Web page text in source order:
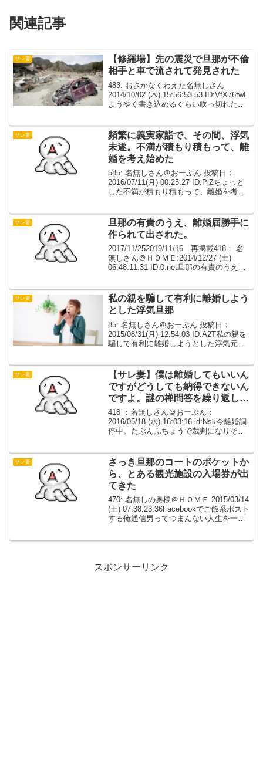
関連記事
サレ妻
【修羅場】先の震災で旦那が不倫
相手と車で流されて発見された
483: おさかなくわえた名無しさん
2014/10/02 (木) 15:56:53.53 ID:VfX76twI
ようやく書き込めるぐらい吹っ切れたの
された時が修羅場そ...
サレ妻
頻繁に義実家詣で、その間、浮気
未遂。不満が積もり積もって、離
婚を考え始めた
585: 名無しさん＠おーぷん 投稿日：
2016/07/11(月) 00:25:27 ID:PlZちょっと
した不満が積もり積もって、離婚を考え
在その間、浮気未遂下の子妊...
サレ妻
旦那の有責のうえ、離婚届勝手に
作られて出された。
2017/11/252019/11/16 再掲載418： 名
無しさん＠ＨＯＭＥ:2014/12/27 (土)
06:48:11.31 ID:0.net旦那の有責のうえ、
頼...
サレ妻
私の親を騙して有利に離婚しよう
とした浮気旦那
85: 名無しさん＠おーぷん 投稿日：
2015/08/31(月) 12:54:03 ID:A2T私の親を
騙して有利に離婚しようとした浮気元旦
責配偶者からは離婚できない...
サレ妻
【サレ妻】僕は離婚してもいいん
ですがどうしても納得できないん
ですよ。謎の禅問答を繰り返して
いる【離婚調停中】
418 ：名無しさん＠おーぷん：
2016/05/18 (水) 16:03:16 id:Nsk今離婚調
停中。たぶんふちょうで裁判になりそう
義理両親を止めてくれもせず、つい...
サレ妻
さっき旦那のコートのポケットか
ら、とある観光施設の入場券が出
てきた
470: 名無しの奥様＠ＨＯＭＥ 2015/03/14
(土) 07:38:23.36Facebookでご飯系ポスト
する俺通信男ってつまんない人生を一所
スポンサーリンク